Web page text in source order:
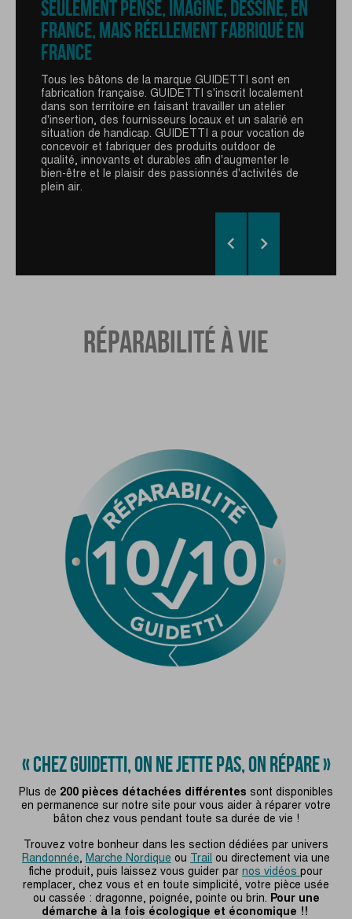

SEULEMENT PENSÉ, IMAGINÉ, DESSINÉ, EN
FRANCE, MAIS RÉELLEMENT FABRIQUÉ EN
FRANCE
Tous les bâtons de la marque GUIDETTI sont en
fabrication française. GUIDETTI s'inscrit localement
dans son territoire en faisant travailler un atelier
d'insertion, des fournisseurs locaux et un salarié en
situation de handicap. GUIDETTI a pour vocation de
concevoir et fabriquer des produits outdoor de
qualité, innovants et durables afin d'augmenter le
bien-être et le plaisir des passionnés d'activités de
plein air.
SERRAGE EASY-LOCK
Le système de réglage à clapet Easy-Lock garantit
un blocage de la hauteur du bâton simple et efficace
grâce à son système de serrage externe.
En plastique ou en aluminium pour plus d'esthétisme,
ce système ne s'use pas.
Petit conseil : veillez à bien régler la hauteur sur les
deux brins pour un bon équilibre du bâton.
POIGNÉE LIÈGE
produits Région et Sentiers. La main doit être insérée
par en-dessous afin de permettre une poussée
puissante par simple appui sur la dragonne et donc
sans serrer le bâton. La dragonne s'adapte à toutes
les mains grâce à son velcro.

RÉPARABILITÉ À VIE
« CHEZ GUIDETTI, ON NE JETTE PAS, ON RÉPARE »
Plus de 200 pièces détachées différentes sont disponibles
en permanence sur notre site pour vous aider à réparer votre
bâton chez vous pendant toute sa durée de vie !
Trouvez votre bonheur dans les section dédiées par univers
Randonnée, Marche Nordique ou Trail ou directement via une
fiche produit, puis laissez vous guider par nos vidéos pour
remplacer, chez vous et en toute simplicité, votre pièce usée
ou cassée : dragonne, poignée, pointe ou brin. Pour une
démarche à la fois écologique et économique !!